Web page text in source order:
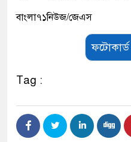
বাংলা৭১নিউজ/জেএস
Tag :